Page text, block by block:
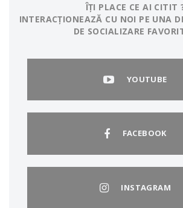
ÎȚI PLACE CE AI CITIT
INTERACȚIONEAZĂ CU NOI PE UNA
DE SOCIALIZARE
YOUTUBE
FACEBOOK
INSTAGRAM